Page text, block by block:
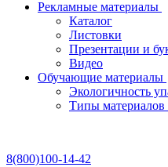
Рекламные материалы
Каталог
Листовки
Презентации и
Видео
Обучающие материалы
Экологичность
Типы материалов
8(800)100-14-42